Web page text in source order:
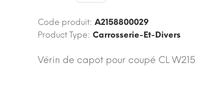
Code produit: A2158800029
Product Type: Carrosserie-Et-Divers
Vérin de capot pour coupé CL W215